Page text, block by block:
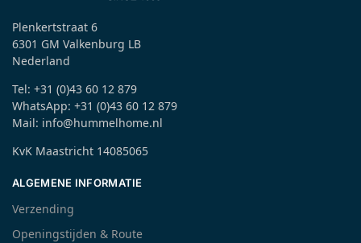
Plenkertstraat 6
6301 GM Valkenburg LB
Nederland
Tel: +31 (0)43 60 12 879
WhatsApp: +31 (0)43 60 12 879
Mail: info@hummelhome.nl
KvK Maastricht 14085065
ALGEMENE INFORMATIE
Verzending
Openingstijden & Route